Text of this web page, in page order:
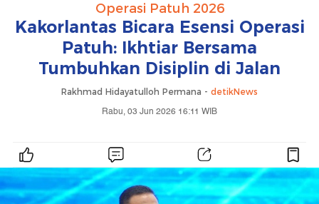
Operasi Patuh 2026
Kakorlantas Bicara Esensi Operasi
Patuh: Ikhtiar Bersama
Tumbuhkan Disiplin di Jalan
Rakhmad Hidayatulloh Permana - detikNews
Rabu, 03 Jun 2026 16:11 WIB